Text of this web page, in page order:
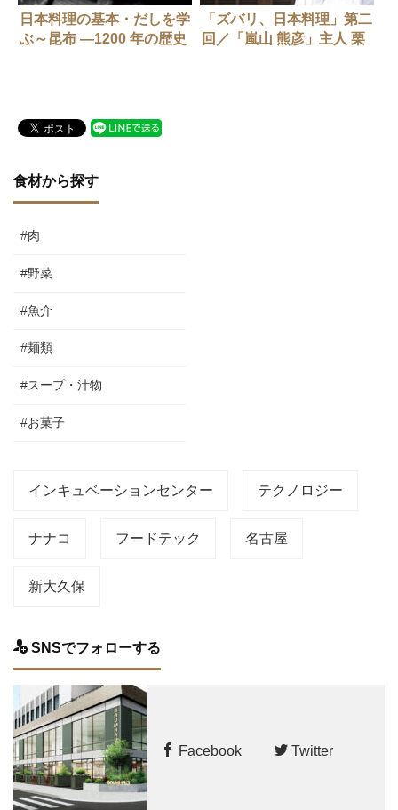
日本料理の基本・だしを学
ぶ～昆布 ―1200 年の歴史
「ズバリ、日本料理」第二
回／「嵐山 熊彦」主人 栗
食材から探す
#肉
#野菜
#魚介
#麺類
#スープ・汁物
#お菓子
インキュベーションセンター テクノロジー
ナナコ フードテック 名古屋
新大久保
SNSでフォローする
Facebook Twitter